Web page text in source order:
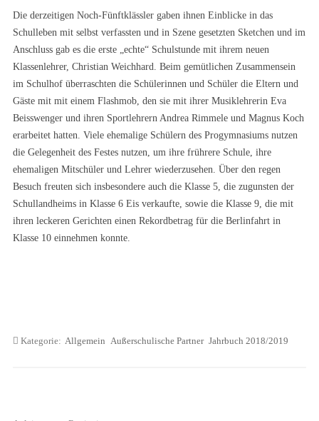
Die derzeitigen Noch-Fünftklässler gaben ihnen Einblicke in das
Schulleben mit selbst verfassten und in Szene gesetzten Sketchen und im
Anschluss gab es die erste „echte“ Schulstunde mit ihrem neuen
Klassenlehrer, Christian Weichhard. Beim gemütlichen Zusammensein
im Schulhof überraschten die Schülerinnen und Schüler die Eltern und
Gäste mit mit einem Flashmob, den sie mit ihrer Musiklehrerin Eva
Beisswenger und ihren Sportlehrern Andrea Rimmele und Magnus Koch
erarbeitet hatten. Viele ehemalige Schülern des Progymnasiums nutzen
die Gelegenheit des Festes nutzen, um ihre frührere Schule, ihre
ehemaligen Mitschüler und Lehrer wiederzusehen. Über den regen
Besuch freuten sich insbesondere auch die Klasse 5, die zugunsten der
Schullandheims in Klasse 6 Eis verkaufte, sowie die Klasse 9, die mit
ihren leckeren Gerichten einen Rekordbetrag für die Berlinfahrt in
Klasse 10 einnehmen konnte.
Kategorie: Allgemein Außerschulische Partner Jahrbuch 2018/2019